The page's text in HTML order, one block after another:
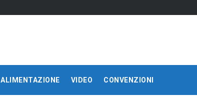
ALIMENTAZIONE VIDEO CONVENZIONI